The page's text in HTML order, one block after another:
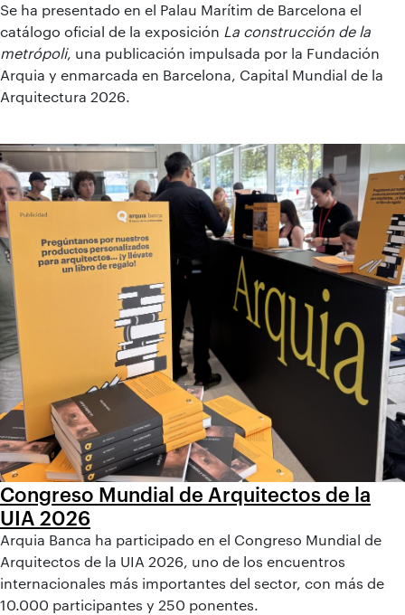
Se ha presentado en el Palau Marítim de Barcelona el
catálogo oficial de la exposición La construcción de la
metrópoli, una publicación impulsada por la Fundación
Arquia y enmarcada en Barcelona, Capital Mundial de la
Arquitectura 2026.
Congreso Mundial de Arquitectos de la
UIA 2026
Arquia Banca ha participado en el Congreso Mundial de
Arquitectos de la UIA 2026, uno de los encuentros
internacionales más importantes del sector, con más de
10.000 participantes y 250 ponentes.